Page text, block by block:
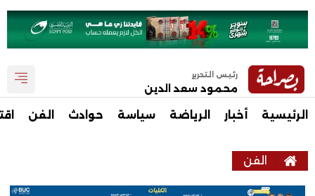
رئيس التحرير
محمود سعد الدين
الرئيسية أخبار الرياضة سياسة حوادث الفن
الفن